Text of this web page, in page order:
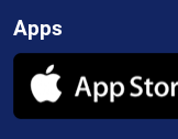
Apps